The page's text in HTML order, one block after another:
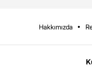
Hakkımızda